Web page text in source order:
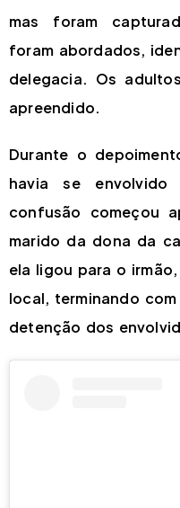
mas foram
foram abordados,
delegacia. Os
apreendido.
Durante o
havia se
confusão começou
marido da dona da
ela ligou para o
local, terminando
detenção dos